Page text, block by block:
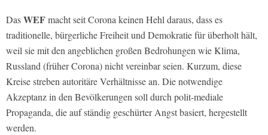
DasWEFmacht seit Corona keinen Hehl daraus, dass es
traditionelle, bürgerliche Freiheit und Demokratie für überholt hält,
weil sie mit den angeblichen großen Bedrohungen wie Klima,
Russland (früher Corona) nicht vereinbar seien. Kurzum, diese
Kreise streben autoritäre Verhältnisse an. Die notwendige
Akzeptanz in den Bevölkerungen soll durch polit-mediale
Propaganda, die auf ständig geschürter Angst basiert, hergestellt
werden.